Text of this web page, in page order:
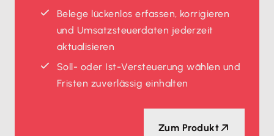
Belege lückenlos erfassen, korrigieren
und Umsatzsteuerdaten jederzeit
aktualisieren
Soll- oder Ist-Versteuerung wählen und
Fristen zuverlässig einhalten
Zum Produkt